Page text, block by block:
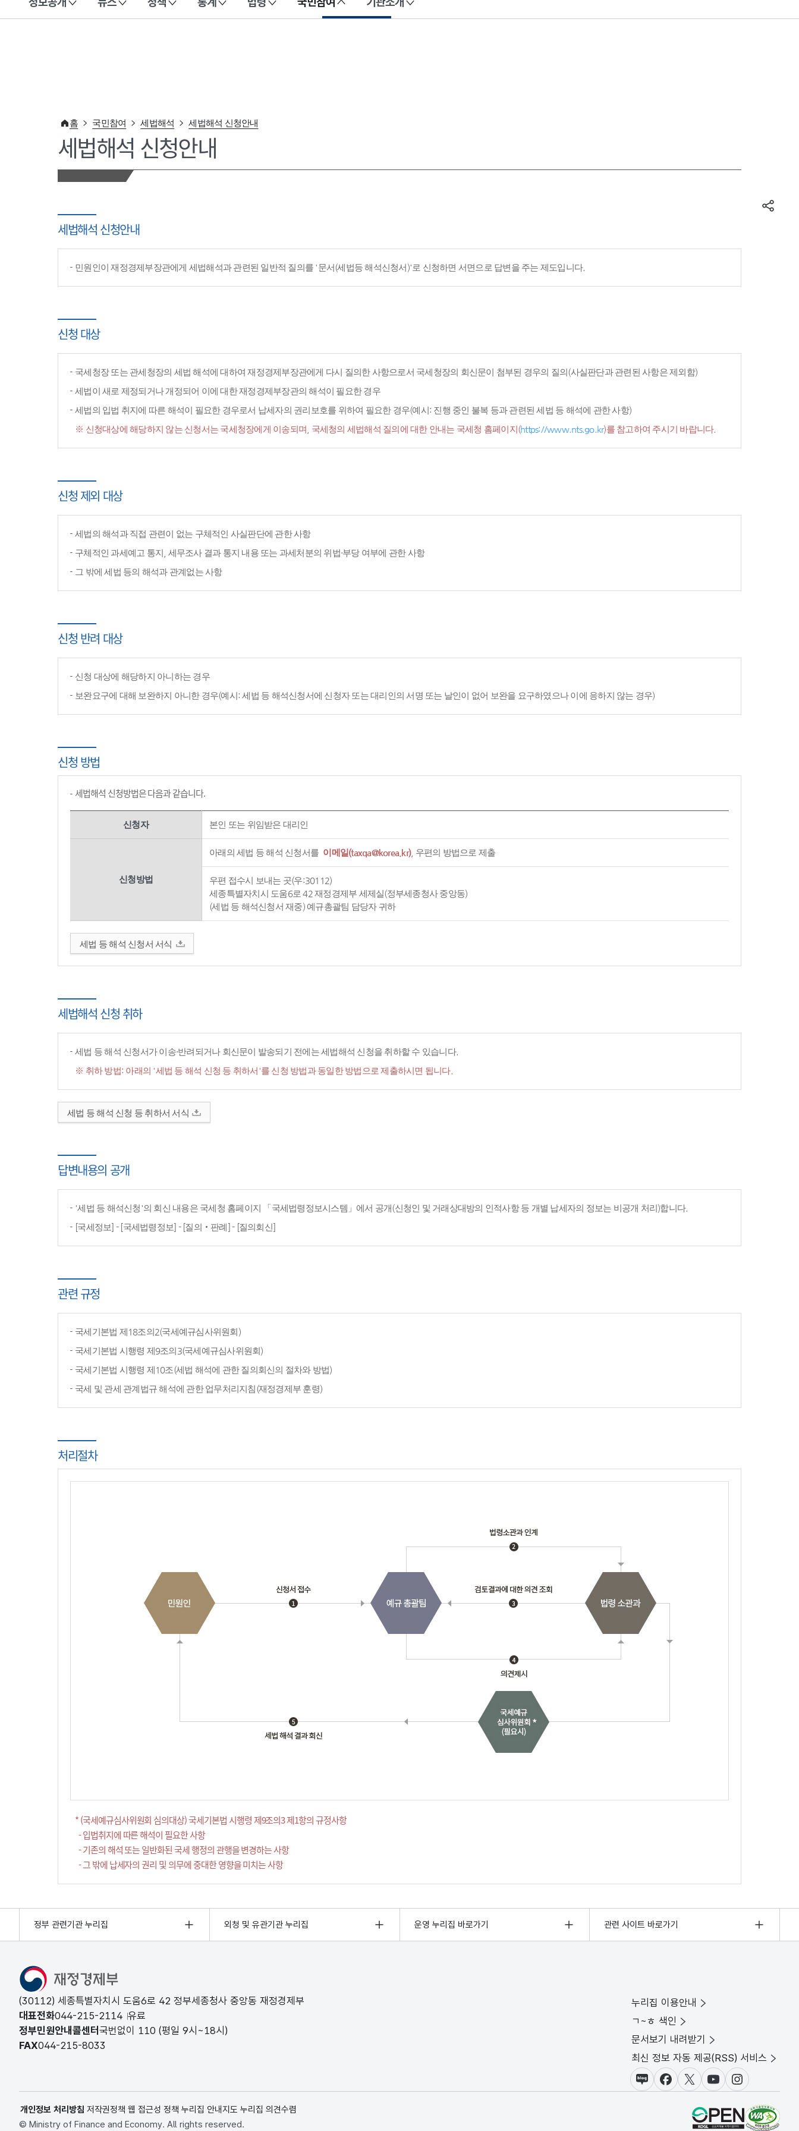
이 누리집은 대한민국 공식 전자정부 누리집입니다.
홈 국민참여 세법해석 세법해석 신청안내
세법해석 신청안내
세법해석 신청안내
민원인이 재정경제부장관에게 세법해석과 관련된 일반적 질의를 '문서(세법등 해석신청서)'로 신청하면 서면으로 답변을 주는 제도입니다.
신청 대상
국세청장 또는 관세청장의 세법 해석에 대하여 재정경제부장관에게 다시 질의한 사항으로서 국세청장의 회신문이 첨부된 경우의 질의(사실판단과 관련된 사항은 제외함)
세법이 새로 제정되거나 개정되어 이에 대한 재정경제부장관의 해석이 필요한 경우
세법의 입법 취지에 따른 해석이 필요한 경우로서 납세자의 권리보호를 위하여 필요한 경우(예시: 진행 중인 불복 등과 관련된 세법 등 해석에 관한 사항)
※ 신청대상에 해당하지 않는 신청서는 국세청장에게 이송되며, 국세청의 세법해석 질의에 대한 안내는 국세청 홈페이지(https://www.nts.go.kr)를 참고하여 주시기 바랍니다.
신청 제외 대상
세법의 해석과 직접 관련이 없는 구체적인 사실판단에 관한 사항
구체적인 과세예고 통지, 세무조사 결과 통지 내용 또는 과세처분의 위법·부당 여부에 관한 사항
그 밖에 세법 등의 해석과 관계없는 사항
신청 반려 대상
신청 대상에 해당하지 아니하는 경우
보완요구에 대해 보완하지 아니한 경우(예시: 세법 등 해석신청서에 신청자 또는 대리인의 서명 또는 날인이 없어 보완을 요구하였으나 이에 응하지 않는 경우)
신청 방법
세법해석 신청방법은 다음과 같습니다.
신청자 본인 또는 위임받은 대리인
신청방법
아래의 세법 등 해석 신청서를 이메일(taxqa@korea.kr), 우편의 방법으로 제출
우편 접수시 보내는 곳(우:30112)
세종특별자치시 도움6로 42 재정경제부 세제실(정부세종청사 중앙동)
(세법 등 해석신청서 재중) 예규총괄팀 담당자 귀하
세법 등 해석 신청서 서식
세법해석 신청 취하
세법 등 해석 신청서가 이송·반려되거나 회신문이 발송되기 전에는 세법해석 신청을 취하할 수 있습니다.
※ 취하 방법: 아래의 '세법 등 해석 신청 등 취하서'를 신청 방법과 동일한 방법으로 제출하시면 됩니다.
세법 등 해석 신청 등 취하서 서식
답변내용의 공개
'세법 등 해석신청'의 회신 내용은 국세청 홈페이지 「국세법령정보시스템」에서 공개(신청인 및 거래상대방의 인적사항 등 개별 납세자의 정보는 비공개 처리)합니다.
[국세정보] - [국세법령정보] - [질의‧판례] - [질의회신]
관련 규정
국세기본법 제18조의2(국세예규심사위원회)
국세기본법 시행령 제9조의3(국세예규심사위원회)
국세기본법 시행령 제10조(세법 해석에 관한 질의회신의 절차와 방법)
국세 및 관세 관계법규 해석에 관한 업무처리지침(재정경제부 훈령)
처리절차
* (국세예규심사위원회 심의대상) 국세기본법 시행령 제9조의3 제1항의 규정사항
- 입법취지에 따른 해석이 필요한 사항
- 기존의 해석 또는 일반화된 국세 행정의 관행을 변경하는 사항
- 그 밖에 납세자의 권리 및 의무에 중대한 영향을 미치는 사항
정부 관련기관 누리집 외청 및 유관기관 누리집 운영 누리집 바로가기 관련 사이트 바로가기
(30112) 세종특별자치시 도움6로 42 정부세종청사 중앙동 재정경제부
대표전화044-215-2114 유료
정부민원안내콜센터 국번없이 110 (평일 9시~18시)
FAX044-215-8033
누리집 이용안내
ㄱ~ㅎ 색인
문서보기 내려받기
최신 정보 자동 제공(RSS) 서비스
블로그페이스북X(트위터)
유튜브인스타그램
개인정보 처리방침 저작권정책 웹 접근성 정책 누리집 안내지도 누리집 의견수렴
© Ministry of Finance and Economy. All rights reserved.